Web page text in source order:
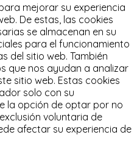
mejorar su experiencia
De estas, las cookies
se almacenan en su
para el funcionamiento
del sitio web. También
que nos ayudan a analizar
sitio web. Estas cookies
solo con su
la opción de optar por no
voluntaria de
afectar su experiencia de